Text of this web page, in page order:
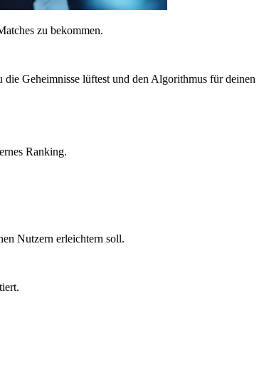
zu bekommen.
Geheimnisse lüftest und den Algorithmus für deinen
Ranking.
Nutzern erleichtern soll.